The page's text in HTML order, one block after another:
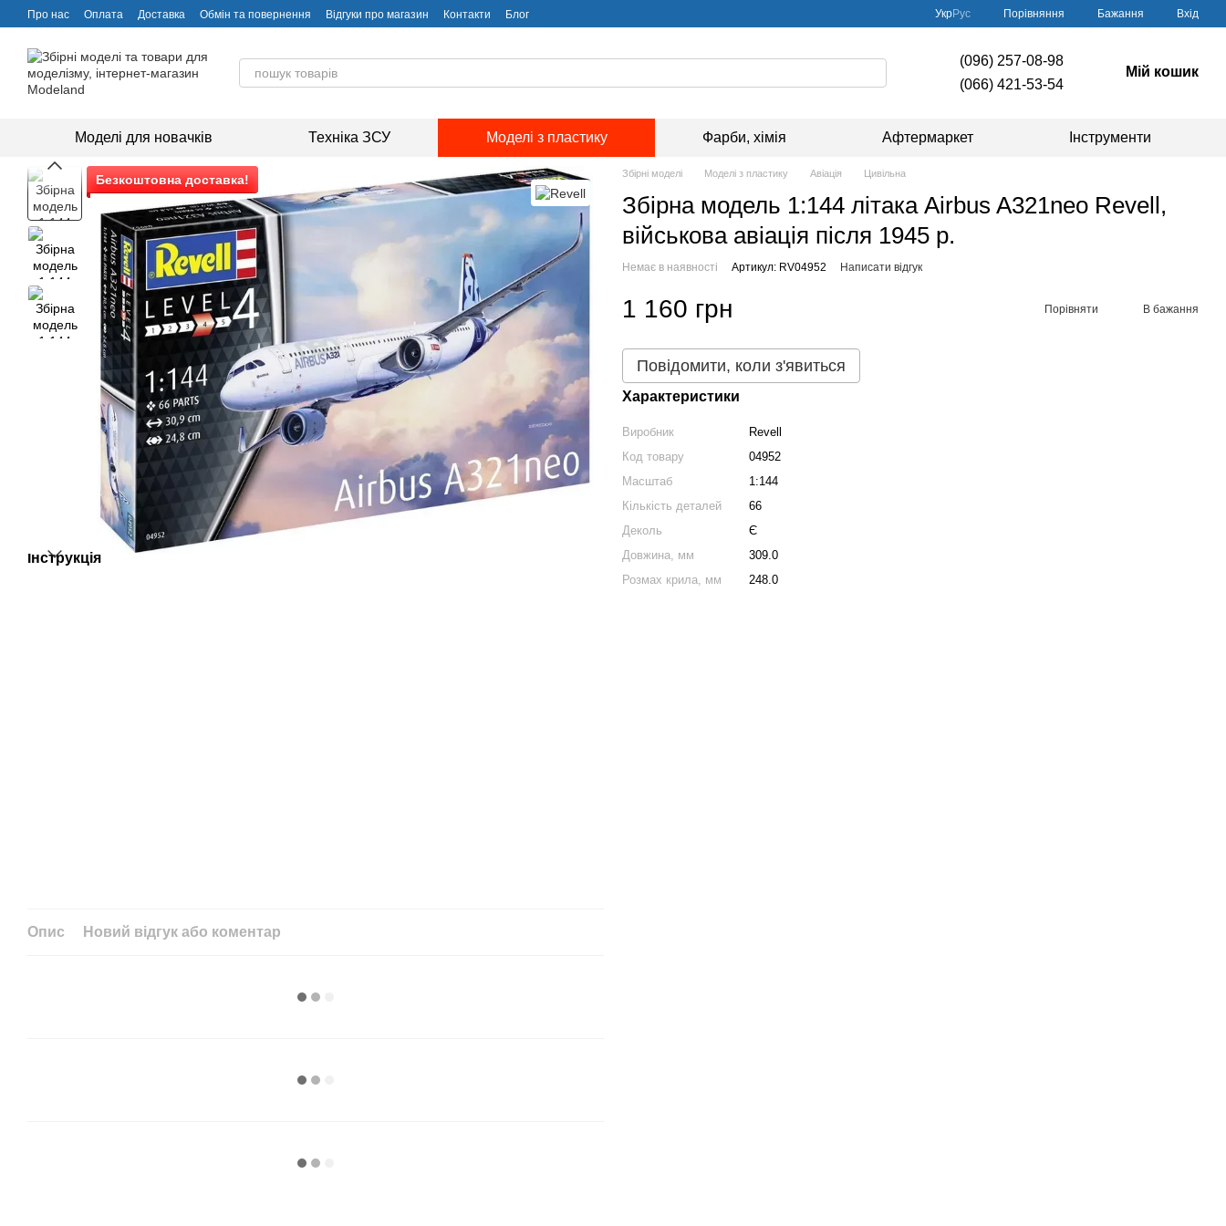
Перейти до основного контенту
Про нас Оплата Доставка Обмін та повернення Відгуки про магазин Контакти Блог УкрРус Порівняння Бажання Вхід
(096) 257-08-98
(066) 421-53-54
Мій кошик
Моделі для новачків Техніка ЗСУ Моделі з пластику Фарби, хімія Афтермаркет Інструменти
Безкоштовна доставка!
Інструкція
Опис Новий відгук або коментар
Збірні моделі Моделі з пластику Авіація Цивільна
Збірна модель 1:144 літака Airbus A321neo Revell,
військова авіація після 1945 р.
Немає в наявності Артикул: RV04952 Написати відгук
1 160 грн Порівняти В бажання
Повідомити, коли з'явиться
Характеристики
Виробник
Revell
Код товару
04952
Масштаб
1:144
Кількість деталей
66
Деколь
Є
Довжина, мм
309.0
Розмах крила, мм
248.0